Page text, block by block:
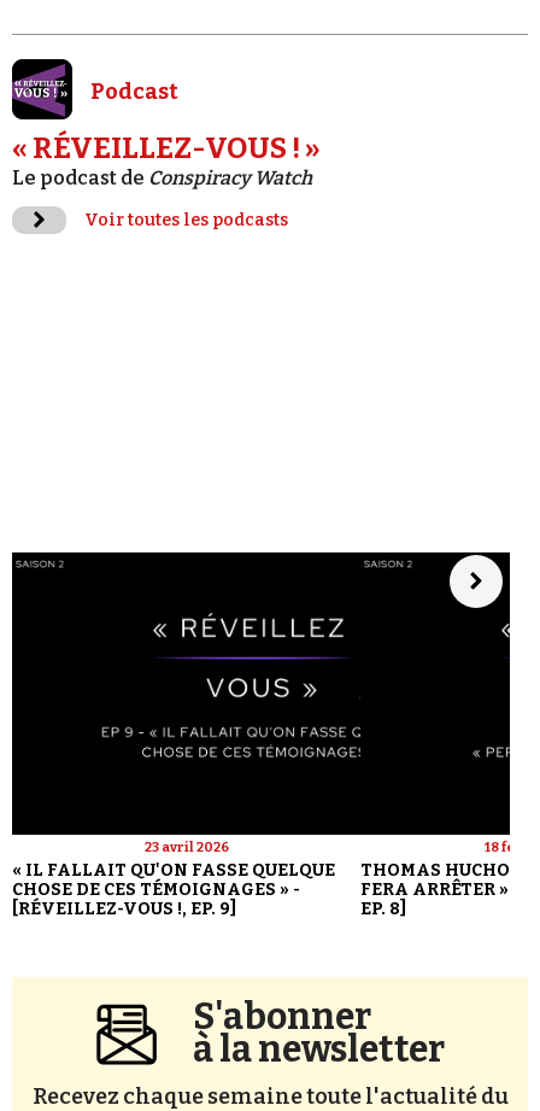
Podcast
« RÉVEILLEZ-VOUS ! »
Le podcast de Conspiracy Watch
Voir toutes les podcasts
23 avril 2026
« IL FALLAIT QU'ON FASSE QUELQUE
CHOSE DE CES TÉMOIGNAGES » -
[RÉVEILLEZ-VOUS !, EP. 9]
18
THOMAS HUCHON :
FERA ARRÊTER » -
EP. 8]
S'abonner
à la newsletter
Recevez chaque semaine toute l'actualité du